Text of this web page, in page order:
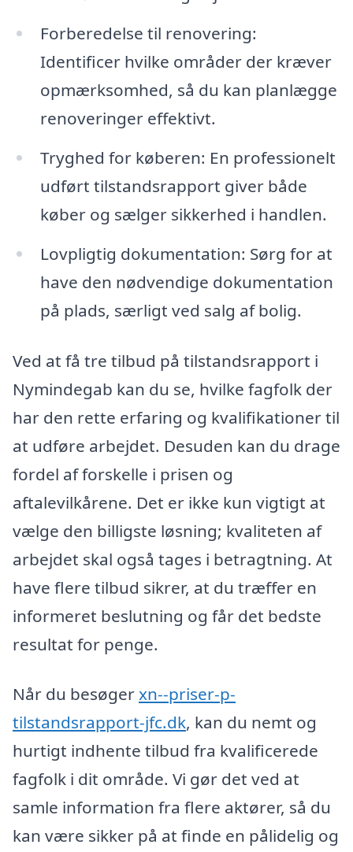
Forberedelse til renovering:
Identificer hvilke områder der kræver
opmærksomhed, så du kan planlægge
renoveringer effektivt.
Tryghed for køberen: En professionelt
udført tilstandsrapport giver både
køber og sælger sikkerhed i handlen.
Lovpligtig dokumentation: Sørg for at
have den nødvendige dokumentation
på plads, særligt ved salg af bolig.
Ved at få tre tilbud på tilstandsrapport i
Nymindegab kan du se, hvilke fagfolk der
har den rette erfaring og kvalifikationer til
at udføre arbejdet. Desuden kan du drage
fordel af forskelle i prisen og
aftalevilkårene. Det er ikke kun vigtigt at
vælge den billigste løsning; kvaliteten af
arbejdet skal også tages i betragtning. At
have flere tilbud sikrer, at du træffer en
informeret beslutning og får det bedste
resultat for penge.
Når du besøgerxn--priser-p-
tilstandsrapport-jfc.dk, kan du nemt og
hurtigt indhente tilbud fra kvalificerede
fagfolk i dit område. Vi gør det ved at
samle information fra flere aktører, så du
kan være sikker på at finde en pålidelig og